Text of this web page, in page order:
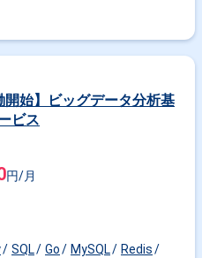
界経済フォーラムよ
】 データプラ
細については面談時にご共有いたし
袋駅徒歩4分） ※週2日程度の
（現状は火・木）
心のMTGを行う場合
開始】ビッグデータ分析基
ビス
円/月
SQL Go MySQL
Redis